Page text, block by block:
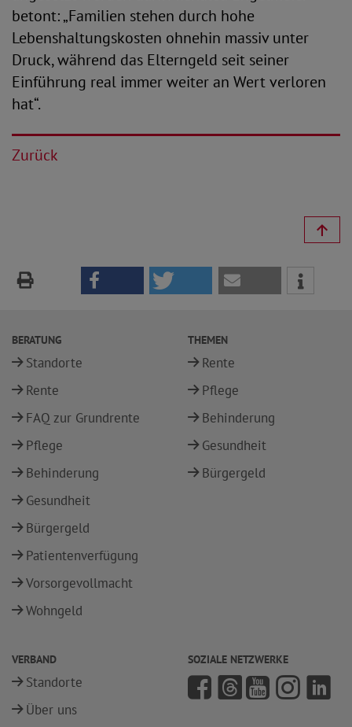
betont: „Familien stehen durch hohe
Lebenshaltungskosten ohnehin massiv unter
Druck, während das Elterngeld seit seiner
Einführung real immer weiter an Wert verloren
hat“.
Zurück
BERATUNG
Standorte
Rente
FAQ zur Grundrente
Pflege
Behinderung
Gesundheit
Bürgergeld
Patientenverfügung
Vorsorgevollmacht
Wohngeld
THEMEN
Rente
Pflege
Behinderung
Gesundheit
Bürgergeld
VERBAND
Standorte
Über uns
SOZIALE NETZWERKE